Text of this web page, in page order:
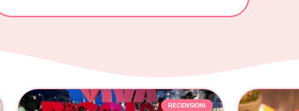
RECENSIONI